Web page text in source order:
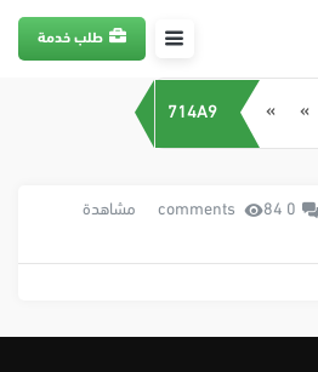
طلب خدمة
714A9
0 comments 84 مشاهدة